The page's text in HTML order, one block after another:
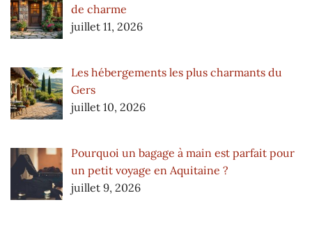
de charme
juillet 11, 2026
Les hébergements les plus charmants du
Gers
juillet 10, 2026
Pourquoi un bagage à main est parfait pour
un petit voyage en Aquitaine ?
juillet 9, 2026